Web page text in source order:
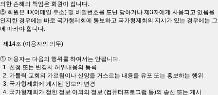
의한 손해의 책임은 회원이 집니다.
⑤ 회원은 ID(이메일 주소) 및 비밀번호를 도난 당하거나 제3자에게 사용되고 있음을
인지한 경우에는 바로 국가형제회에 통보하고 국가형제회의 지시가 있는 경우에는 그
에 따라야 합니다.
제14조 (이용자의 의무)
① 이용자는 다음의 행위를 하여서는 안됩니다.
1. 신청 또는 변경시 허위내용의 등록
2. 가톨릭 교회의 가르침이나 신앙을 거스르는 내용을 유포 또는 홍보하는 행위
3. 국가형제회에 게시된 정보의 변경
4. 국가형제회가 정한 정보 이외의 정보 (컴퓨터프로그램 등)의 송신 또는 게시